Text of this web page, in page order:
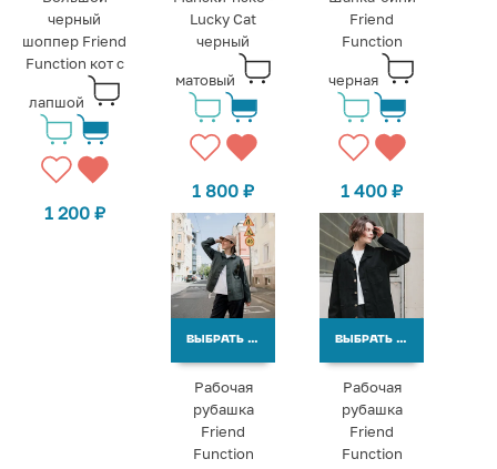
черный
шоппер Friend
Function кот с
лапшой
1 200 ₽
Lucky Cat
черный
матовый
1 800₽
Friend
Function
черная
1 400₽
ВЫБРАТЬ ВАРИАНТЫ
Рабочая
рубашка
Friend
Function
ВЫБРАТЬ ВАРИАНТЫ
Рабочая
рубашка
Friend
Function